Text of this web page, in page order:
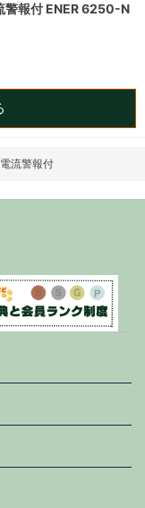
警報付 ENER 6250-N
流警報付